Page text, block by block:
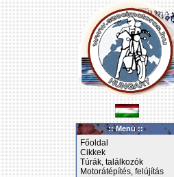
:: Menü ::
Főoldal
Cikkek
Túrák, találkozók
Motorátépítés, felújítás